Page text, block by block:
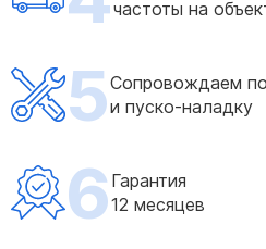
частоты на
5Сопровождаем
и пуско-наладку
6 Гарантия
12 месяцев